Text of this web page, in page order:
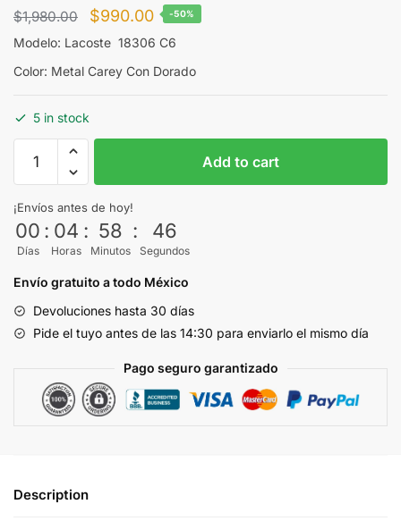
$1,980.00
Original
price
was:
$990.00Current
price
is:
-50%
Modelo: Lacoste 18306 C6
Color: Metal Carey Con Dorado
5 in stock
Marca
Color
Metal
Carey
Con
18306
C6
Add to cart
¡Envíos antes de hoy!
00
Días
: 04
Horas
: 58
Minutos
: 46
Segundos
Envío gratuito a todo México
Devoluciones hasta 30 días
Pide el tuyo antes de las 14:30 para enviarlo el mismo día
Pago seguro garantizado
Description